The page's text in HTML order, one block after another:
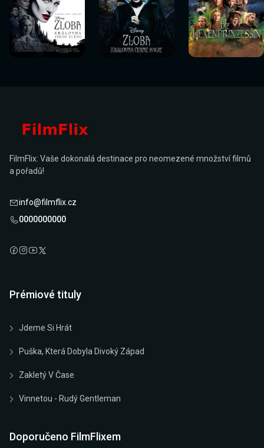
Sledovat
nyní
Sledovat
nyní
Sledovat
nyní
Sledovat
nyní
Sledovat
nyní
Sledovat
nyní
FilmFlix: Vaše dokonalá destinace pro neomezené množství filmů
a pořadů!
info@filmflix.cz
0000000000
Prémiové tituly
Jdeme Si Hrát
Puška, Která Dobyla Divoký Západ
Zakletý V Čase
Vinnetou - Rudý Gentleman
Doporučeno FilmFlixem